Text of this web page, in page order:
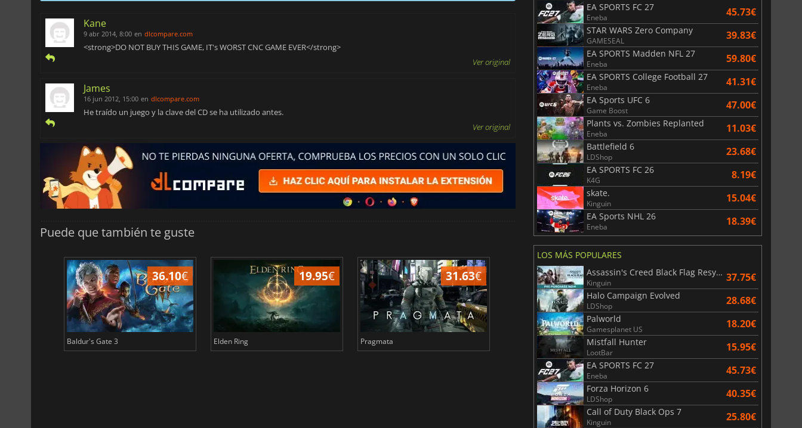
Kane
9 abr 2014, 8:00 en dlcompare.com
<strong>DO NOT BUY THIS GAME, IT's WORST CNC GAME EVER</strong>
Ver original
James
16 jun 2012, 15:00 en dlcompare.com
He traído un juego y la clave del CD se ha utilizado antes.
Ver original
Puede que también te guste
36.10€
Baldur's Gate 3
19.95€
Elden Ring
31.63€
Pragmata
6.75€
Total War WARHAMMER 3
15.48
EA SPORTS FC 27
Eneba 45.73€
STAR WARS Zero Company
GAMESEAL 39.83€
EA SPORTS Madden NFL 27
Eneba 59.80€
EA SPORTS College Football 27
Eneba 41.31€
EA Sports UFC 6
Game Boost 47.00€
Plants vs. Zombies Replanted
Eneba 11.03€
Battlefield 6
LDShop 23.68€
EA SPORTS FC 26
K4G 8.19€
skate.
Kinguin 15.04€
EA Sports NHL 26
Eneba 18.39€
LOS MÁS POPULARES
Assassin's Creed Black Flag Resynced
Kinguin 37.75€
Halo Campaign Evolved
LDShop 28.68€
Palworld
Gamesplanet US 18.20€
Mistfall Hunter
LootBar 15.95€
EA SPORTS FC 27
Eneba 45.73€
Forza Horizon 6
LDShop 40.35€
Call of Duty Black Ops 7
Kinguin 25.80€